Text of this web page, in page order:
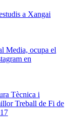
a Xangai
Media, ocupa el
en
Tècnica i
Treball de Fi de